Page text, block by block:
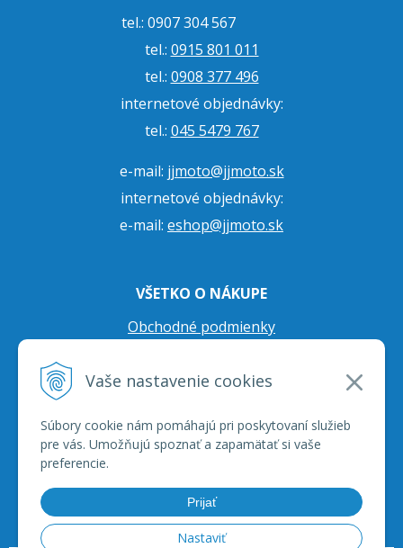
Vaše nastavenie cookies
Súbory cookie nám pomáhajú pri poskytovaní služieb
pre vás. Umožňujú spoznať a zapamätať si vaše
preferencie.
Prijať
Nastaviť
tel.: 0907 304 567
tel.: 0915 801 011
tel.: 0908 377 496
internetové objednávky:
tel.: 045 5479 767
e-mail: jjmoto@jjmoto.sk
internetové objednávky:
e-mail: eshop@jjmoto.sk
VŠETKO O NÁKUPE
Obchodné podmienky
Prepravné podmienky